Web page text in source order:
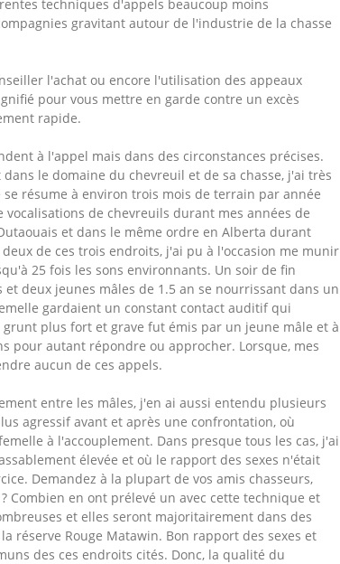
techniques d'appels beaucoup moins
gravitant autour de l'industrie de la chasse
l'achat ou encore l'utilisation des appeaux
pour vous mettre en garde contre un excès
rapide.
à l'appel mais dans des circonstances précises.
le domaine du chevreuil et de sa chasse, j'ai très
résume à environ trois mois de terrain par année
de chevreuils durant mes années de
et dans le même ordre en Alberta durant
de ces trois endroits, j'ai pu à l'occasion me munir
25 fois les sons environnants. Un soir de fin
deux jeunes mâles de 1.5 an se nourrissant dans un
gardaient un constant contact auditif qui
plus fort et grave fut émis par un jeune mâle et à
pour autant répondre ou approcher. Lorsque, mes
aucun de ces appels.
entre les mâles, j'en ai aussi entendu plusieurs
agressif avant et après une confrontation, où
à l'accouplement. Dans presque tous les cas, j'ai
élevée et où le rapport des sexes n'était
Demandez à la plupart de vos amis chasseurs,
en ont prélevé un avec cette technique et
et elles seront majoritairement dans des
réserve Rouge Matawin. Bon rapport des sexes et
des ces endroits cités. Donc, la qualité du